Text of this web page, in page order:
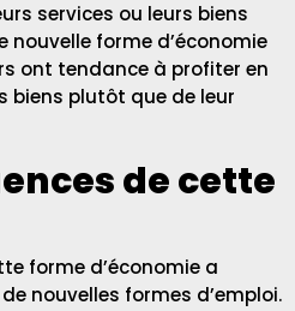
services ou leurs biens
nouvelle forme d’économie
ont tendance à profiter en
biens plutôt que de leur
de cette
forme d’économie a
nouvelles formes d’emploi.